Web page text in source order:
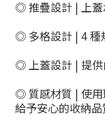
◎ 推疊設計 | 上
◎ 多格設計 | 4 種
◎ 上蓋設計 | 提
◎ 質感材質 | 使
給予安心的收納品